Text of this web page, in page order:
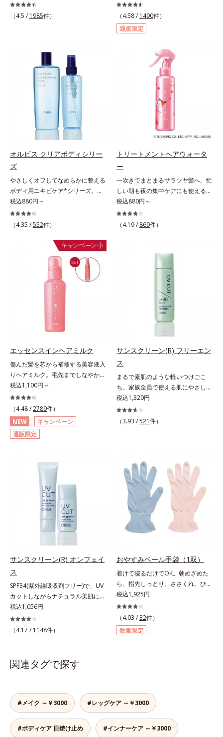
クリーム。常に外気にさらされてい
る上、もともと皮脂分泌が少ない手
めながら肌表面をなめらかにし肌荒
れを防止します。また、リピジュア
（R）−NR(*) が手肌にピタッと密着
して、うるおいバリアを作り乾燥な
どの外部刺激から手肌を徹底ガード
するので、しっとり感がずっと続き
ピジュアは、日油株式会社の登録商
標です。）
（4.5 / 1985件）
カサつく、お風呂上がりはその不快
感が増してつらい・・・と悩んでい
ませんか？それはお肌が乾燥して外
的刺激に弱くなっているから。オル
スタイムから始めるトータルケア。
ふわふわの泡状ボディシャンプーで
の「手のひら+泡」のなで洗いは、
洗いすぎによる乾燥を防ぎうるおい
は残します。特に不快感を感じやす
いお風呂上がりには、モイスチャー
シールド成分を配合した全身用の薬
用ジェルローション、部分用の薬用
クリームで、つらいカサつきや、ム
ズムズする不快感をすばやくしず
め、快適に過ごしましょう。
（4.58 / 1490件）
通販限定
オルビス クリアボディシリー
ズ
やさしくオフしてなめらかに整える
ボディ用ニキビケア*シリーズ。背
中や胸元は皮脂が多く、意外とニキ
ビのできやすい部分です。顔と背中
では皮膚の厚みが違うから、すべす
テムでお手入れしましょう。オルビ
スではボディのニキビケア(*)のため
に、たっぷりの泡でやさしく洗う洗
浄料と、手軽にシュッとひと吹きで
きるスプレータイプのローションの
2ステップをご用意しています。洗
浄料もローションも、肌へのやさし
さに配慮した無油分・無香料・無着
色。清涼成分のメントール配合で、
* ニキビ・肌荒れを防ぐ
税込880円～
（4.35 /552件）
トリートメントヘアウォータ
ー
一吹きでまとまるサラツヤ髪へ。忙
しい朝も夜の集中ケアにも使える美
髪ミスト。シュッとひと吹きで、理
想の髪になれるトリートメント。傷
んだ髪のケアは毛先だけでなく、髪
うから、誰でも簡単にプロ仕上げが
分で、髪のまとまりやサラサラな指
通りを大きく左右する重要な美髪成
分「18-MEA(*)」。毎日の生活の中
で失われやすいため、すき間にダイ
レクトに補うことで、瞬時に傷みの
髪の内側のダメージもしっかり補修
するから、仕上がりは驚くほどふわ
使えば、サロン帰りのようななめら
かさと指通りに。朝の寝ぐせ直しに
もおすすめです。* 18-MEA類似成
分（セテアラミドエチルジエトニウ
ム加水分解コメタンパク）配合＝毛
髪表面補修成分
税込880円～
（4.19 / 869件）
エッセンスインヘアミルク
傷んだ髪を芯から補修する美容液入
りヘアミルク。毛先までしなやかな
美髪へ。パサつき、広がり、枝毛、
ツヤ不足・・・髪のお悩みは尽きな
いもの。エッセンスインヘアミルク
は、そんなお悩みを解決する洗い流
さないタイプのトリートメントで
す。サロン業界注目の美髪成分
るのを防ぐ重要な役割を担ってお
り、ダメージを受けてバラバラにな
りがちな髪内部の線維をくっつけま
す。一度「CMC」を失うと自ら作り
出すことはできないので、補うケア
が不可欠なのです。使用方法は簡
単。適量を手にとって、タオルドラ
イ後の髪（または乾いた髪）に、毛
ーの熱を味方に、擬似キューティク
ルを作り、サラサラつるんの指通り
を実現します。さらに高保水ミルク
(*2)が、うるおいを逃がさないよう
に髪表面をコート。内外からのしっ
かりケアで、うるおい健康美髪をず
っとキープします。*1 ダイズステ
ール、ネオペンタン酸イソデシル配
合＝保水効果の高い毛髪保護成分各
こちら・エッセンスインヘアオイル
は、こちら
税込1,100円～
（4.48 /2789件）
NEW
キャンペーン
通販限定
サンスクリーン(R) フリーエン
ス
まるで素肌のような軽いつけごこ
ち。家族全員で使える肌にやさしい
UVカット。毎日使うものだから、
使いごこちにも、肌へのやさしさに
もこだわりたい。そんな声に応え
SPF30・PA+++ながら、紫外線吸収
剤は不使用。敏感ぎみな肌の方もお
子様にも安心の、やさしい使いごこ
ちです。
税込1,320円
（3.93 /521件）
サンスクリーン(R) オンフェイ
ス
SPF34(紫外線吸収剤フリー)で、UV
カットしながらナチュラル美肌に。
これ1本で“小でかけ”にも、化粧下
地としても。この1本があれば、“ち
ょっとそこまで”もOKなすっぴん美
焼け止めです。 紫外線、近赤外
線、大気汚染物質(*2)を含むダメー
む絶妙な色設計で、白浮きなしの明
るい自然なつや肌に。さらに超軽量
粉体を採用しているので、とっても
軽い付けごこち。単品でも、化粧下
税込1,056円
（4.17 / 1148件）
おやすみベール手袋（1双）
着けて寝るだけでOK。朝めざめた
ら、指先しっとり。ささくれ、ひび
割れに！夜の「うるおい手袋」着け
て寝るだけで、ひと晩中しっとり保
湿。手荒れに悩む方におすすめの手
袋です。天然保湿成分スクワランが
練り込まれたレーヨンと綿を採用。
税込1,925円
（4.03 /32件）
数量限定
関連タグで探す
#メイク ～￥3000 #レッグケア ～￥3000
#ボディケア 日焼け止め #インナーケア ～￥3000